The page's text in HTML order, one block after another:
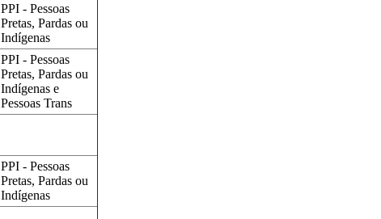
PPI - Pessoas
Pretas, Pardas ou
Indígenas
PPI - Pessoas
Pretas, Pardas ou
Indígenas e
Pessoas Trans
PPI - Pessoas
Pretas, Pardas ou
Indígenas